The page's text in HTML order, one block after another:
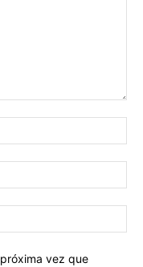
vez que